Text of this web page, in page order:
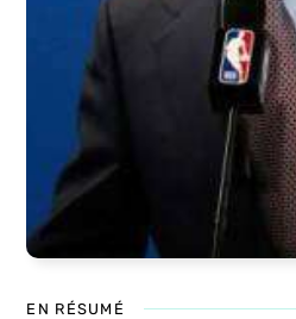
EN RÉSUMÉ